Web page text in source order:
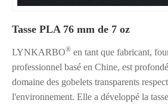
Tasse PLA 76 mm de 7 oz
LYNKARBO® en tant que fabricant,
professionnel basé en Chine, est
domaine des gobelets transparents
l'environnement. Elle a développé la